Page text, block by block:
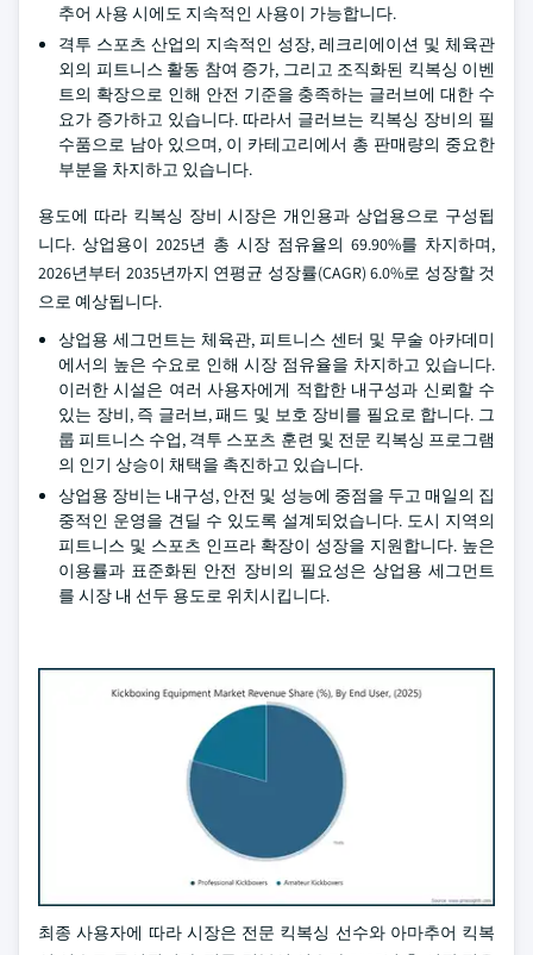
추어 사용 시에도 지속적인 사용이 가능합니다.
격투 스포츠 산업의 지속적인 성장, 레크리에이션 및 체육관
외의 피트니스 활동 참여 증가, 그리고 조직화된 킥복싱 이벤
트의 확장으로 인해 안전 기준을 충족하는 글러브에 대한 수
요가 증가하고 있습니다. 따라서 글러브는 킥복싱 장비의 필
수품으로 남아 있으며, 이 카테고리에서 총 판매량의 중요한
부분을 차지하고 있습니다.
용도에 따라 킥복싱 장비 시장은 개인용과 상업용으로 구성됩
니다. 상업용이 2025년 총 시장 점유율의 69.90%를 차지하며,
2026년부터 2035년까지 연평균 성장률(CAGR) 6.0%로 성장할 것
으로 예상됩니다.
상업용 세그먼트는 체육관, 피트니스 센터 및 무술 아카데미
에서의 높은 수요로 인해 시장 점유율을 차지하고 있습니다.
이러한 시설은 여러 사용자에게 적합한 내구성과 신뢰할 수
있는 장비, 즉 글러브, 패드 및 보호 장비를 필요로 합니다. 그
룹 피트니스 수업, 격투 스포츠 훈련 및 전문 킥복싱 프로그램
의 인기 상승이 채택을 촉진하고 있습니다.
상업용 장비는 내구성, 안전 및 성능에 중점을 두고 매일의 집
중적인 운영을 견딜 수 있도록 설계되었습니다. 도시 지역의
피트니스 및 스포츠 인프라 확장이 성장을 지원합니다. 높은
이용률과 표준화된 안전 장비의 필요성은 상업용 세그먼트
를 시장 내 선두 용도로 위치시킵니다.
최종 사용자에 따라 시장은 전문 킥복싱 선수와 아마추어 킥복